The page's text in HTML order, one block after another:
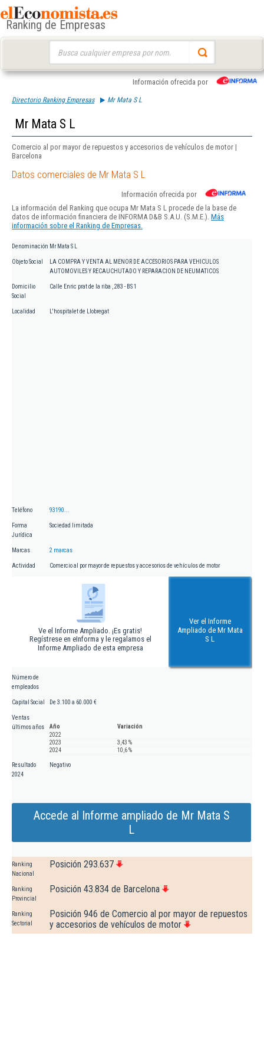
Ranking de Empresas
Información ofrecida por
Directorio Ranking Empresas Mr Mata S L
Mr Mata S L
Comercio al por mayor de repuestos y accesorios de vehículos de motor |
Barcelona
Datos comerciales de Mr Mata S L
Información ofrecida por
La información del Ranking que ocupa Mr Mata S L procede de la base de
datos de información financiera de INFORMA D&B S.A.U. (S.M.E.). Más
información sobre el Ranking de Empresas.
Denominación Mr Mata S L
Objeto Social
LA COMPRA Y VENTA AL MENOR DE ACCESORIOS PARA VEHICULOS
AUTOMOVILES Y RECAUCHUTADO Y REPARACION DE NEUMATICOS
Domicilio
Social
Calle Enric prat de la riba , 283 - BS 1
Localidad L'hospitalet de Llobregat
Teléfono 93190...
Forma
Jurídica
Sociedad limitada
Marcas 2 marcas
Actividad Comercio al por mayor de repuestos y accesorios de vehículos de motor
Ve el Informe Ampliado. ¡Es gratis!
Regístrese en eInforma y le regalamos el
Informe Ampliado de esta empresa
Ver el Informe
Ampliado de Mr Mata
S L
Número de
empleados
Capital Social De 3.100 a 60.000 €
Ventas
últimos años
Año
Variación
2022
2023
3,43 %
2024
10,6 %
Resultado
2024
Negativo
Accede al Informe ampliado de Mr Mata S
L
Ranking
Nacional
Posición 293.637
Ranking
Provincial
Posición 43.834 de Barcelona
Ranking
Sectorial
Posición 946 de Comercio al por mayor de repuestos
y accesorios de vehículos de motor